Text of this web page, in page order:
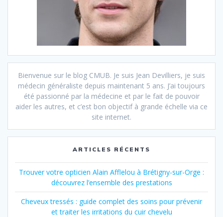
Bienvenue sur le blog CMUB. Je suis Jean Devilliers, je suis
médecin généraliste depuis maintenant 5 ans. J’ai toujours
été passionné par la médecine et par le fait de pouvoir
aider les autres, et c’est bon objectif à grande échelle via ce
site internet.
ARTICLES RÉCENTS
Trouver votre opticien Alain Afflelou à Brétigny-sur-Orge :
découvrez l’ensemble des prestations
Cheveux tressés : guide complet des soins pour prévenir
et traiter les irritations du cuir chevelu